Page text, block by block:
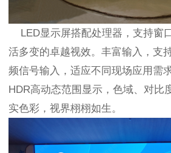
LED显示屏搭配处理器，支持窗
活多变的卓越视效。丰富输入，支
频信号输入，适应不同现场应用需
HDR高动态范围显示，色域、对比
实色彩，视界栩栩如生。